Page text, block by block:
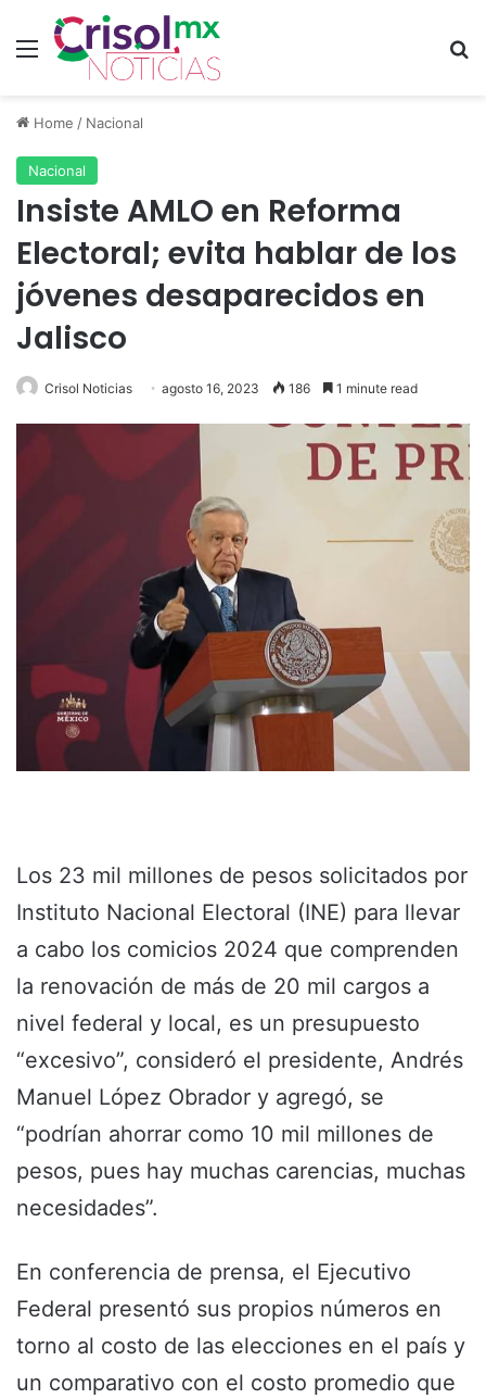
Menu
Home / Nacional
Nacional
Insiste AMLO en Reforma
Electoral; evita hablar de los
jóvenes desaparecidos en
Jalisco
Crisol Noticias agosto 16, 2023 186 1 minute read
Los 23 mil millones de pesos solicitados por
Instituto Nacional Electoral (INE) para llevar
a cabo los comicios 2024 que comprenden
la renovación de más de 20 mil cargos a
nivel federal y local, es un presupuesto
“excesivo”, consideró el presidente, Andrés
Manuel López Obrador y agregó, se
“podrían ahorrar como 10 mil millones de
pesos, pues hay muchas carencias, muchas
necesidades”.
En conferencia de prensa, el Ejecutivo
Federal presentó sus propios números en
torno al costo de las elecciones en el país y
un comparativo con el costo promedio que